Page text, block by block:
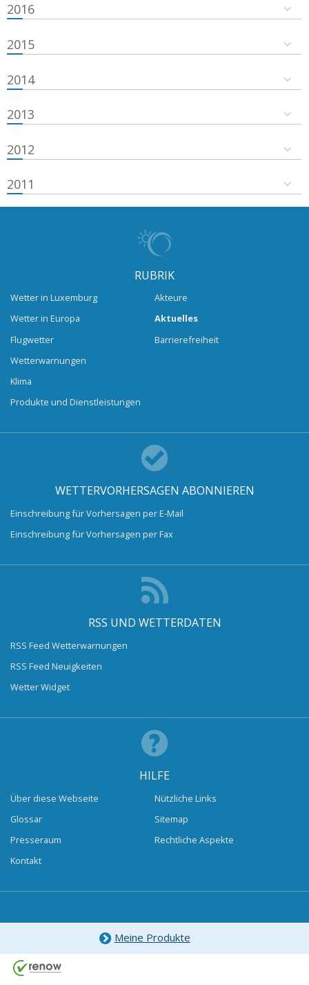
2016
2015
2014
2013
2012
2011
RUBRIK
Wetter in Luxemburg
Wetter in Europa
Flugwetter
Wetterwarnungen
Klima
Produkte und Dienstleistungen
Akteure
Aktuelles
Barrierefreiheit
WETTERVORHERSAGEN ABONNIEREN
Einschreibung für Vorhersagen per E-Mail
Einschreibung für Vorhersagen per Fax
RSS UND WETTERDATEN
RSS Feed Wetterwarnungen
RSS Feed Neuigkeiten
Wetter Widget
HILFE
Über diese Webseite
Glossar
Presseraum
Kontakt
Nützliche Links
Sitemap
Rechtliche Aspekte
Meine Produkte